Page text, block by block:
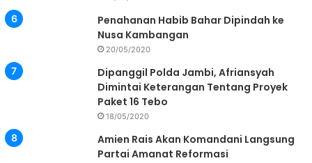
Penahanan Habib Bahar Dipindah ke
Nusa Kambangan
20/05/2020
Dipanggil Polda Jambi, Afriansyah
Dimintai Keterangan Tentang Proyek
Paket 16 Tebo
18/05/2020
Amien Rais Akan Komandani Langsung
Partai Amanat Reformasi